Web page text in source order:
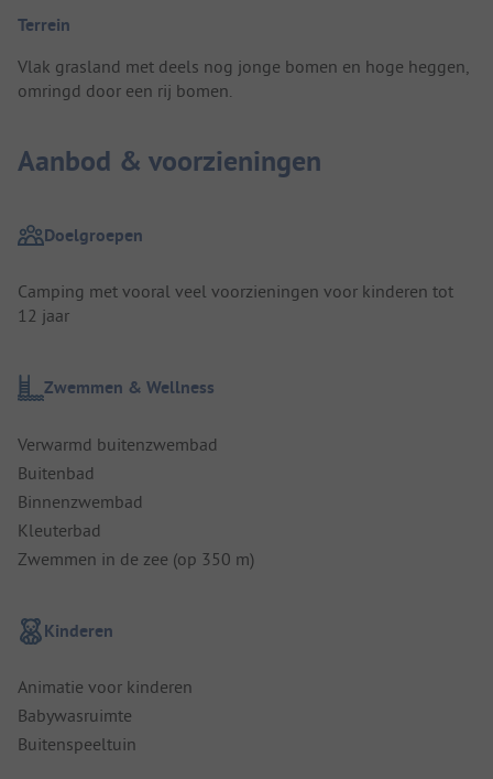
Terrein
Vlak grasland met deels nog jonge bomen en hoge heggen,
omringd door een rij bomen.
Aanbod & voorzieningen
Doelgroepen
Camping met vooral veel voorzieningen voor kinderen tot
12 jaar
Zwemmen & Wellness
Verwarmd buitenzwembad
Buitenbad
Binnenzwembad
Kleuterbad
Zwemmen in de zee (op 350 m)
Kinderen
Animatie voor kinderen
Babywasruimte
Buitenspeeltuin